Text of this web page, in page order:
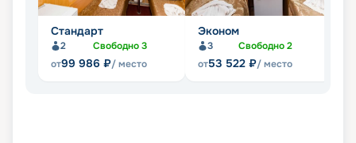
Стандарт
2 Свободно3
от99 986 ₽/ место
Эконом
3 Свободно2
от53 522 ₽/ место